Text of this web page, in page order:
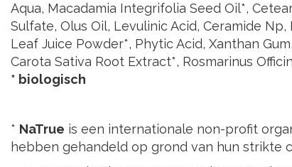
Aqua, Macadamia Integrifolia Seed Oil*,
Sulfate, Olus Oil, Levulinic Acid, Ceramide
Leaf Juice Powder*, Phytic Acid, Xanthan
Carota Sativa Root Extract*, Rosmarinus
* biologisch
* NaTrue is een internationale non-profit
hebben gehandeld op grond van hun strikte